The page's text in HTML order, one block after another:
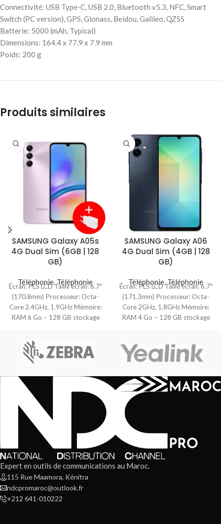
Connectivité: USB Type-C, USB 2.0, Bluetooth v5.3, NFC, Smart
Switch (PC version), GPS, Glonass, Beidou, Galileo, QZSS
Batterie: 5000 (mAh, Typical)
Dimensions: 164.4 x 77.9 x 7.9 mm
Poids: 200 g
Produits similaires
SAMSUNG Galaxy A05s
4G Dual Sim (6GB | 128
GB)
Téléphonie,Téléphonie
Écran: PLS LCD Taille écran: 6.7″
(170.8mm) Processeur: Octa-
Core 2.4GHz, 1.9GHz Mémoire:
RAM 6 Go – 128 GB stockage
SAMSUNG Galaxy A06
4G Dual Sim (4GB | 128
GB)
Téléphonie,Téléphonie
Écran: PLS LCD Taille écran: 6.7″
(171.3mm) Processeur: Octa-
Core 2GHz, 1.8GHz Mémoire:
RAM 4 Go – 128 GB stockage
Expert en outils de communications au Maroc.
115 Rue Maamora, Kénitra
ndcpromaroc@outlook.fr
+212 641-010222